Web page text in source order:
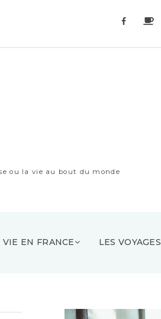
ou la vie au bout du monde
VIE EN FRANCE LES VOYAGES